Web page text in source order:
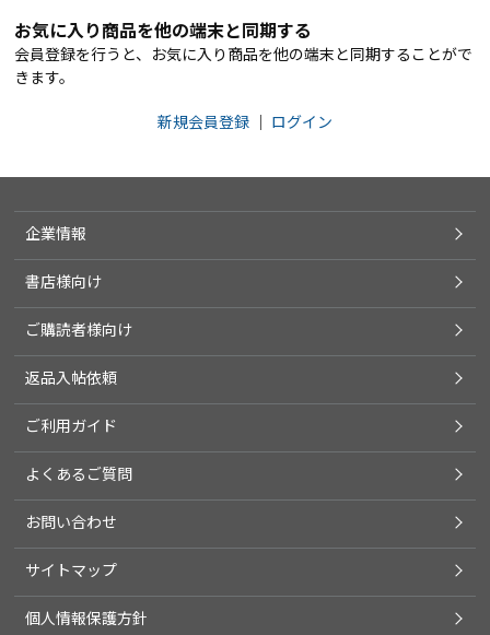
お気に入り商品を他の端末と同期する
会員登録を行うと、お気に入り商品を他の端末と同期することがで
きます。
新規会員登録 ｜ ログイン
企業情報
書店様向け
ご購読者様向け
返品入帖依頼
ご利用ガイド
よくあるご質問
お問い合わせ
サイトマップ
個人情報保護方針